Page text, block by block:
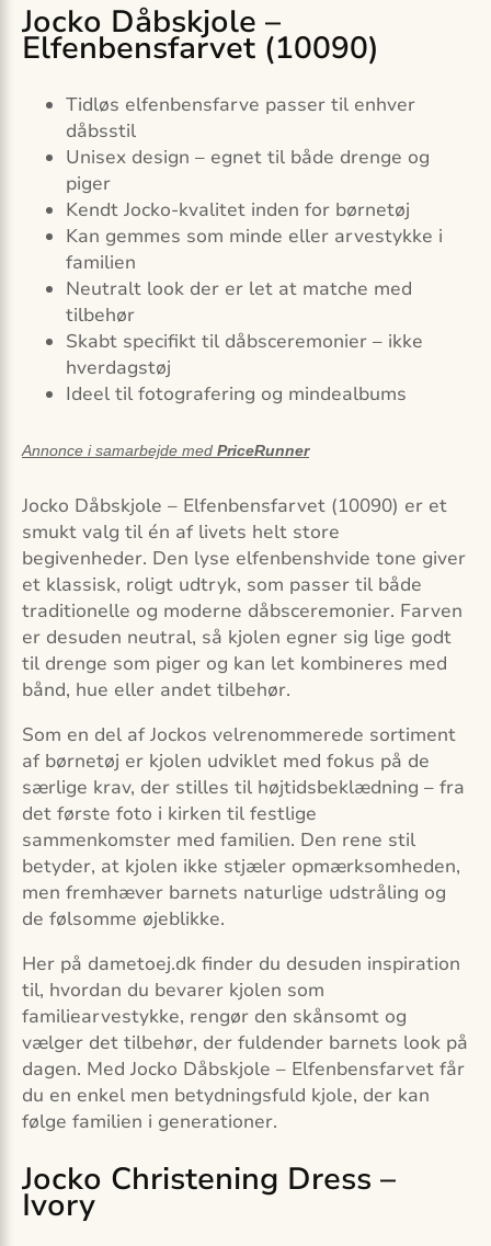
Jocko Dåbskjole –
Elfenbensfarvet (10090)
Tidløs elfenbensfarve passer til enhver
dåbsstil
Unisex design – egnet til både drenge og
piger
Kendt Jocko-kvalitet inden for børnetøj
Kan gemmes som minde eller arvestykke i
familien
Neutralt look der er let at matche med
tilbehør
Skabt specifikt til dåbsceremonier – ikke
hverdagstøj
Ideel til fotografering og mindealbums
Annonce i samarbejde med PriceRunner
Jocko Dåbskjole – Elfenbensfarvet (10090) er et
smukt valg til én af livets helt store
begivenheder. Den lyse elfenbenshvide tone giver
et klassisk, roligt udtryk, som passer til både
traditionelle og moderne dåbsceremonier. Farven
er desuden neutral, så kjolen egner sig lige godt
til drenge som piger og kan let kombineres med
bånd, hue eller andet tilbehør.
Som en del af Jockos velrenommerede sortiment
af børnetøj er kjolen udviklet med fokus på de
særlige krav, der stilles til højtidsbeklædning – fra
det første foto i kirken til festlige
sammenkomster med familien. Den rene stil
betyder, at kjolen ikke stjæler opmærksomheden,
men fremhæver barnets naturlige udstråling og
de følsomme øjeblikke.
Her på dametoej.dk finder du desuden inspiration
til, hvordan du bevarer kjolen som
familiearvestykke, rengør den skånsomt og
vælger det tilbehør, der fuldender barnets look på
dagen. Med Jocko Dåbskjole – Elfenbensfarvet får
du en enkel men betydningsfuld kjole, der kan
følge familien i generationer.
Jocko Christening Dress –
Ivory